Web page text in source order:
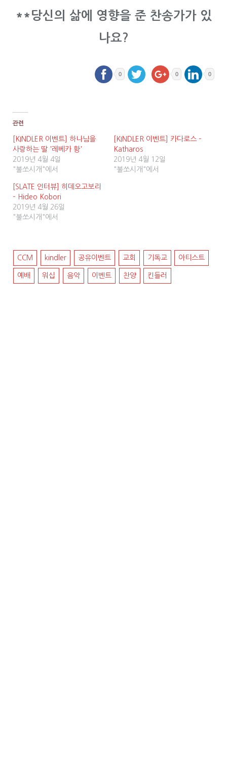
**당신의 삶에 영향을 준 찬송가가 있
나요?
0 0 0
관련
[KINDLER 이벤트] 하나님을
사랑하는 딸 '레베카 황'
2019년 4월 4일
"불쏘시개"에서
[KINDLER 이벤트] 카다로스 –
Katharos
2019년 4월 12일
"불쏘시개"에서
[SLATE 인터뷰] 히데오고보리
– Hideo Kobori
2019년 4월 26일
"불쏘시개"에서
CCM kindler 공유이벤트 교회 기독교 아티스트
예배 워십 음악 이벤트 찬양 킨들러